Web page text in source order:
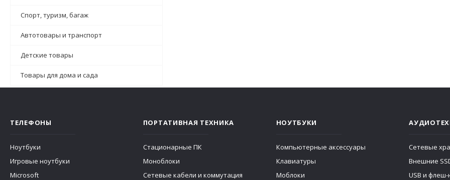
Спорт, туризм, багаж
Автотовары и транспорт
Детские товары
Товары для дома и сада
ТЕЛЕФОНЫ
Ноутбуки
Игровые ноутбуки
Microsoft
ПОРТАТИВНАЯ ТЕХНИКА
Стационарные ПК
Моноблоки
Сетевые кабели и коммутация
НОУТБУКИ
Компьютерные аксессуары
Клавиатуры
Моблоки
Сетевые
Внешние
USB и